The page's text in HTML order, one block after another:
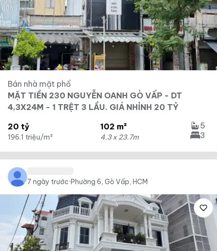
Bán nhà mặt phố
MẶT TIỀN 230 NGUYỄN OANH GÒ VẤP - DT
4,3X24M - 1 TRỆT 3 LẦU. GIÁ NHỈNH 20 TỶ
20 tỷ
196.1 triệu/m²
102 m²
4.3 x 23.7m
5
3
7 ngày trước·Phường 6, Gò Vấp, HCM